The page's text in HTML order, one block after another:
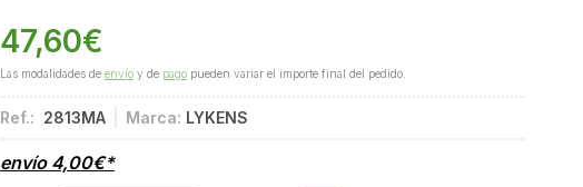
47,60€
Las modalidades de envío y de pago pueden variar el importe final del pedido.
Ref.: 2813MA Marca: LYKENS
envío 4,00€*